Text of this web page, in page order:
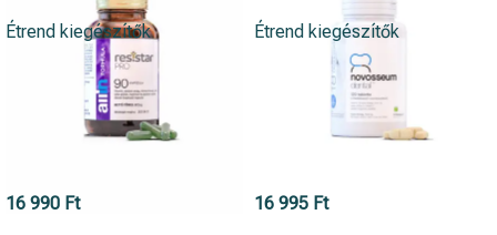
Étrend kiegészítők
16 990 Ft
Étrend kiegészítők
16 995 Ft